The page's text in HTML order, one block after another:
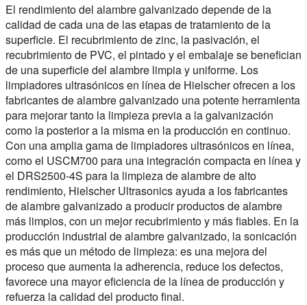
El rendimiento del alambre galvanizado depende de la
calidad de cada una de las etapas de tratamiento de la
superficie. El recubrimiento de zinc, la pasivación, el
recubrimiento de PVC, el pintado y el embalaje se benefician
de una superficie del alambre limpia y uniforme. Los
limpiadores ultrasónicos en línea de Hielscher ofrecen a los
fabricantes de alambre galvanizado una potente herramienta
para mejorar tanto la limpieza previa a la galvanización
como la posterior a la misma en la producción en continuo.
Con una amplia gama de limpiadores ultrasónicos en línea,
como el USCM700 para una integración compacta en línea y
el DRS2500-4S para la limpieza de alambre de alto
rendimiento, Hielscher Ultrasonics ayuda a los fabricantes
de alambre galvanizado a producir productos de alambre
más limpios, con un mejor recubrimiento y más fiables. En la
producción industrial de alambre galvanizado, la sonicación
es más que un método de limpieza: es una mejora del
proceso que aumenta la adherencia, reduce los defectos,
favorece una mayor eficiencia de la línea de producción y
refuerza la calidad del producto final.